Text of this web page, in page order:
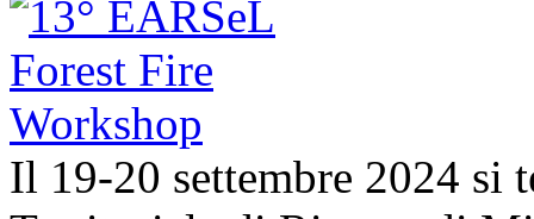
Il 19-20 settembre 2024 si